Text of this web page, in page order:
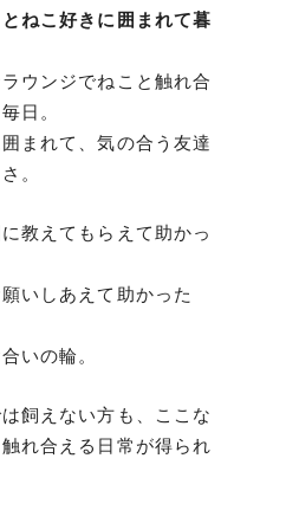
ねこ好きに囲まれて暮
ウンジでねこと触れ合
日。
まれて、気の合う友達
。
教えてもらえて助かっ
いしあえて助かった
いの輪。
飼えない方も、ここな
れ合える日常が得られ